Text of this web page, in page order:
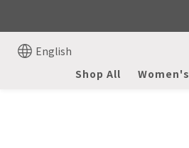
English
Shop All Women's